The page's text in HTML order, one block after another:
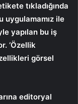
tıkladığında
uygulamamız ile
yapılan bu iş
‘Özellik
görsel
editoryal